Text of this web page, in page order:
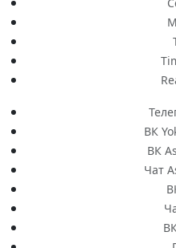
ВК
ВК
Чат